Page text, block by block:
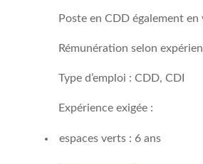
Poste en CDD également en
Rémunération selon
Type d’emploi : CDD, CDI
Expérience exigée :
espaces verts : 6 ans